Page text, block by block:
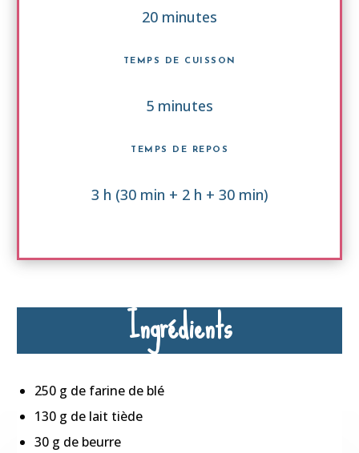
20 minutes
TEMPS DE CUISSON
5 minutes
TEMPS DE REPOS
3 h (30 min + 2 h + 30 min)
Ingrédients
250 g de farine de blé
130 g de lait tiède
30 g de beurre